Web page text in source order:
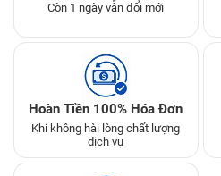
Còn 1 ngày vẫn đổi mới
Hoàn Tiền 100% Hóa Đơn
Khi không hài lòng chất lượng
dịch vụ